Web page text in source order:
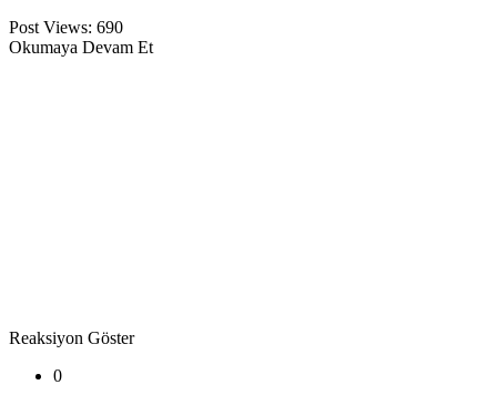
Post Views: 690
Okumaya Devam Et
Reaksiyon Göster
0